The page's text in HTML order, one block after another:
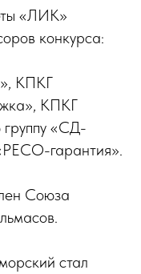
«ЛИК»
конкурса:
КПКГ
КПКГ
группу «СД-
гарантия».
Союза
стал